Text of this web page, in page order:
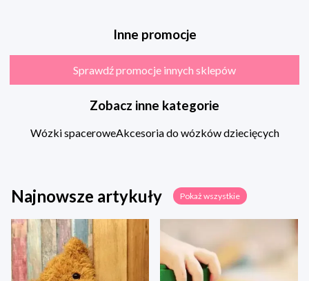
Inne promocje
Sprawdź promocje innych sklepów
Zobacz inne kategorie
Wózki spaceroweAkcesoria do wózków dziecięcych
Najnowsze artykuły Pokaż wszystkie